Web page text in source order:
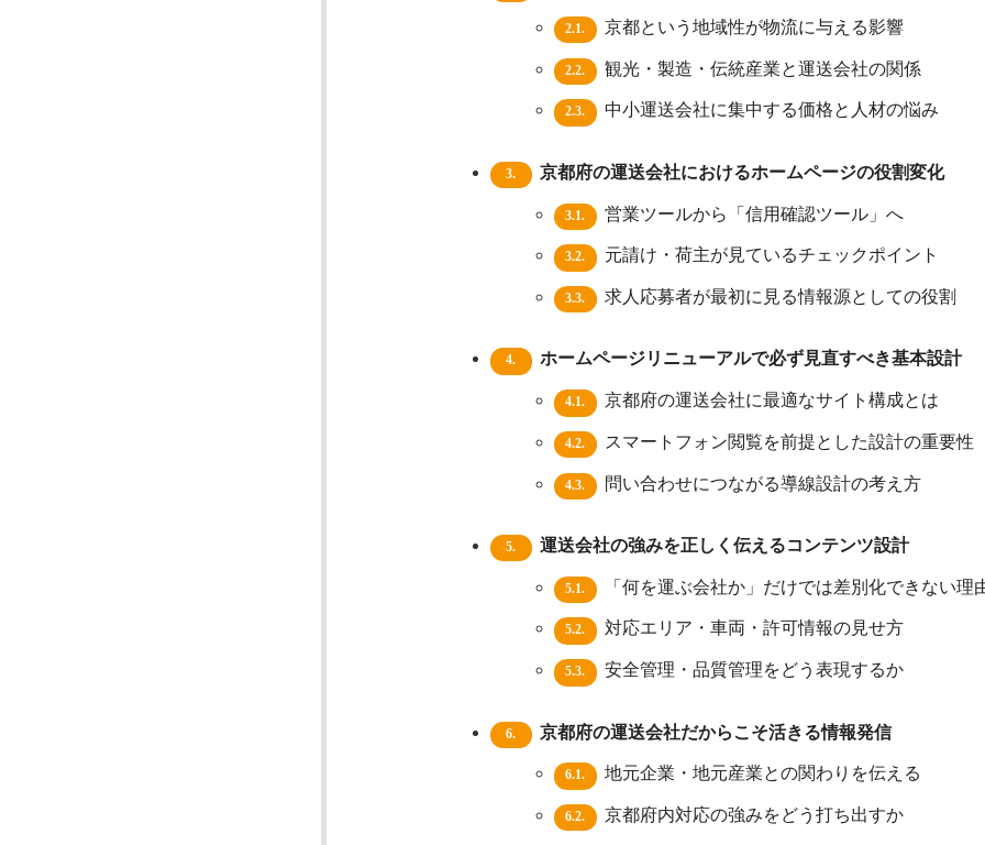
2.1. 京都という地域性が物流に与える影響
2.2. 観光・製造・伝統産業と運送会社の関係
2.3. 中小運送会社に集中する価格と人材の悩み
3. 京都府の運送会社におけるホームページの役割変化
3.1. 営業ツールから「信用確認ツール」へ
3.2. 元請け・荷主が見ているチェックポイント
3.3. 求人応募者が最初に見る情報源としての役割
4. ホームページリニューアルで必ず見直すべき基本設計
4.1. 京都府の運送会社に最適なサイト構成とは
4.2. スマートフォン閲覧を前提とした設計の重要性
4.3. 問い合わせにつながる導線設計の考え方
5. 運送会社の強みを正しく伝えるコンテンツ設計
5.1. 「何を運ぶ会社か」だけでは差別化できない理
5.2. 対応エリア・車両・許可情報の見せ方
5.3. 安全管理・品質管理をどう表現するか
6. 京都府の運送会社だからこそ活きる情報発信
6.1. 地元企業・地元産業との関わりを伝える
6.2. 京都府内対応の強みをどう打ち出すか